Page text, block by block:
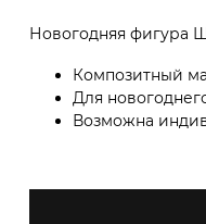
Новогодняя фигура
Композитный
Для
Возможна